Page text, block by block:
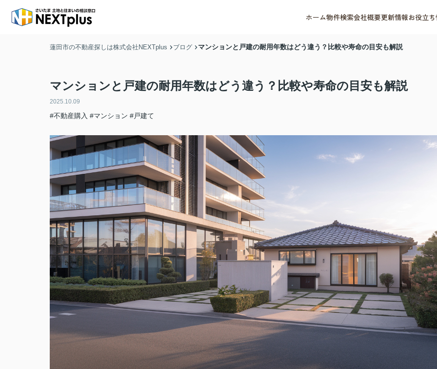
ホーム物件検索会社概要更新情報お役立
蓮田市の不動産探しは株式会社NEXTplus ブログ マンションと戸建の耐用年数はどう違う？比較や寿命の目安も解説
マンションと戸建の耐用年数はどう違う？比較や寿命の目安も解説
2025.10.09
#不動産購入 #マンション #戸建て